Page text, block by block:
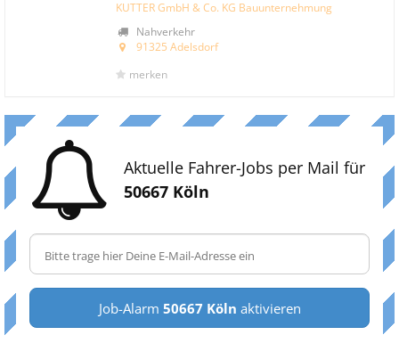
KUTTER GmbH & Co. KG Bauunternehmung
Nahverkehr
91325 Adelsdorf
merken
Aktuelle Fahrer-Jobs per Mail für
50667 Köln
Job-Alarm 50667 Köln aktivieren